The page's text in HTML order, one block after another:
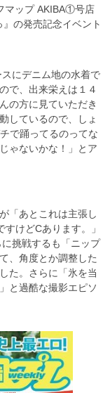
マップ AKIBA①号店
の発売記念イベント
にデニム地の水着で
で、出来栄えは１４
の方に見ていただき
しているので、しょ
で踊ってるのってな
ゃないかな！」とア
「あとこれは主張し
けどCあります。」
挑戦するも「ニップ
、角度とか調整した
た。さらに「氷を当
と過酷な撮影エピソ